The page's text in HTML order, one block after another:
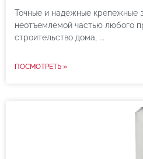
Точные и надежные крепежные
неотъемлемой частью любого
строительство дома,
ПОСМОТРЕТЬ »